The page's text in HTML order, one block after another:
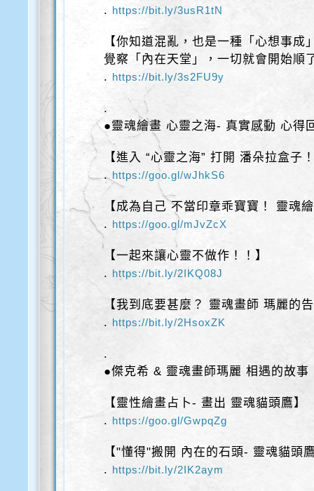
. https://bit.ly/3usR1tN
【你知道混亂，也是一種「心想事成
覺察「內在天堂」，一切就會開始順
. https://bit.ly/3s2FU9y
.
●靈魂繪畫 心靈之海- 真實感動 心得
【進入 “心靈之海” 打開 潘朵拉盒子
. https://goo.gl/wJhkS6
【成為自己 不當印章乖寶寶！ 靈魂
. https://goo.gl/mJvZcX
【一起來讓心靈不做作！！】
. https://bit.ly/2IKQ08J
【我到底要甚麼？ 靈魂畫師 瑪麗的
. https://bit.ly/2HsoxZK
.
●傑克希 & 靈魂畫師瑪麗 相遇的故事
【靈性繪畫占卜- 畫出 靈魂貓頭鷹】
. https://goo.gl/GwpqZg
【"懂得"搬開 內在的石頭- 靈魂貓頭
. https://bit.ly/2IK2aym